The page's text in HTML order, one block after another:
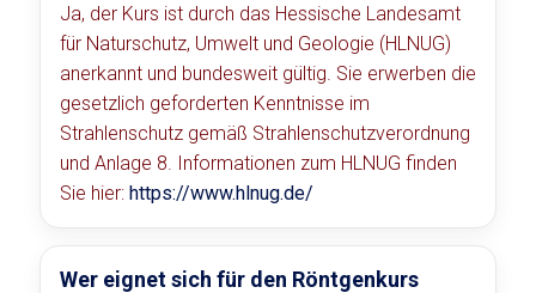
Ja, der Kurs ist durch das Hessische Landesamt
für Naturschutz, Umwelt und Geologie (HLNUG)
anerkannt und bundesweit gültig. Sie erwerben die
gesetzlich geforderten Kenntnisse im
Strahlenschutz gemäß Strahlenschutzverordnung
und Anlage 8. Informationen zum HLNUG finden
Sie hier: https://www.hlnug.de/
Wer eignet sich für den Röntgenkurs